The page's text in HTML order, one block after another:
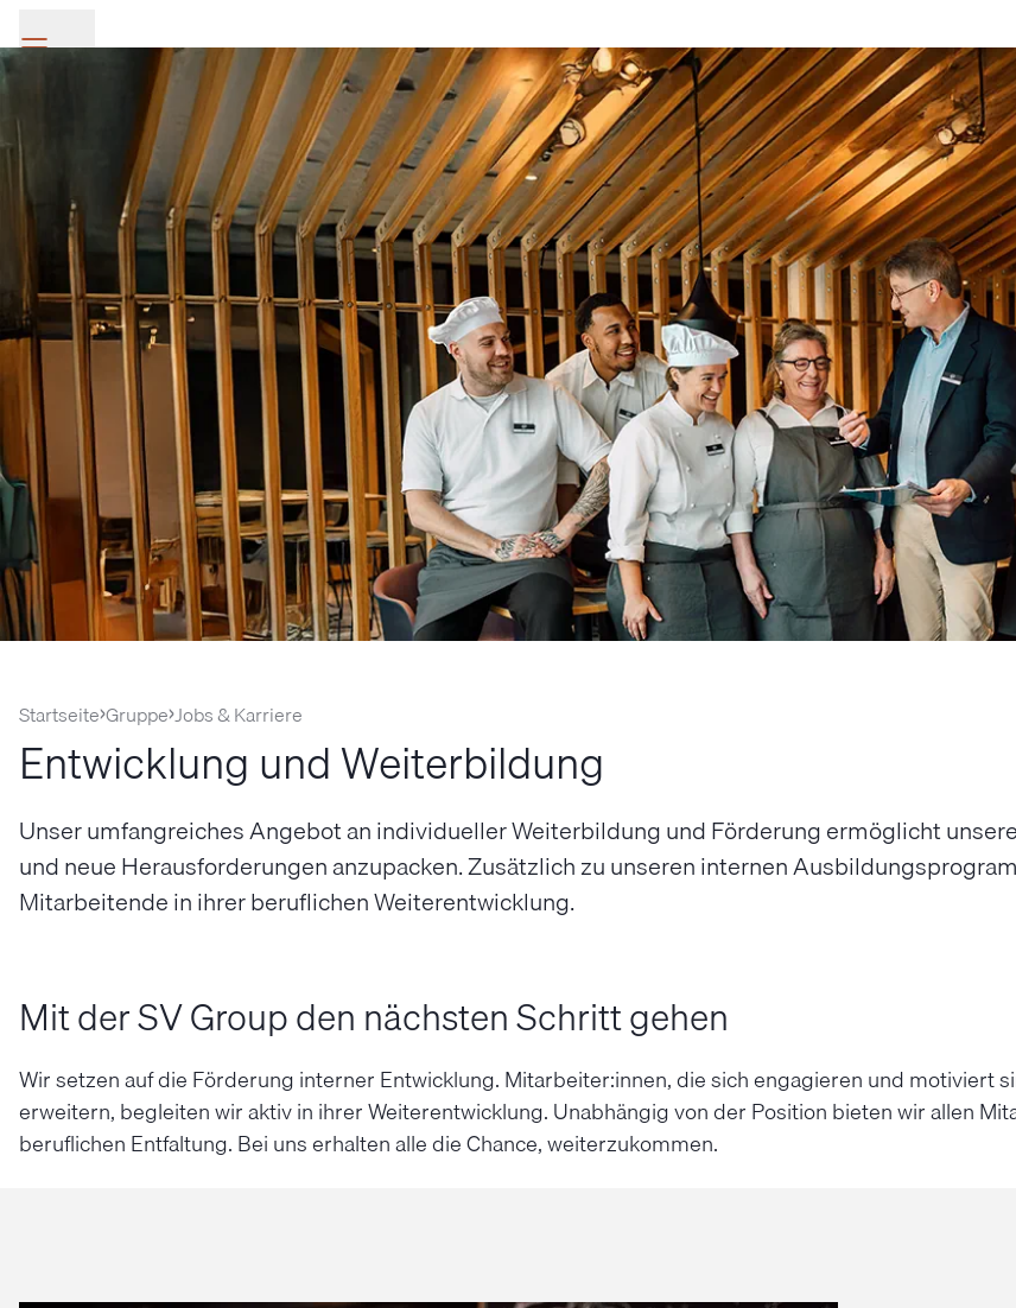
Startseite Gruppe Jobs & Karriere
Entwicklung und Weiterbildung
Unser umfangreiches Angebot an individueller Weiterbildung und Förderung ermöglicht
und neue Herausforderungen anzupacken. Zusätzlich zu unseren internen
Mitarbeitende in ihrer beruflichen Weiterentwicklung.
Mit der SV Group den nächsten Schritt gehen
Wir setzen auf die Förderung interner Entwicklung. Mitarbeiter:innen, die sich engagieren und motiviert
erweitern, begleiten wir aktiv in ihrer Weiterentwicklung. Unabhängig von der Position bieten wir allen
beruflichen Entfaltung. Bei uns erhalten alle die Chance, weiterzukommen.